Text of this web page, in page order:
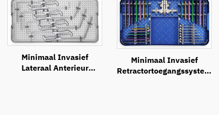
Minimaal Invasief
Lateraal Anterieur
Minimaal Invasief
Retractortoegangssysteem